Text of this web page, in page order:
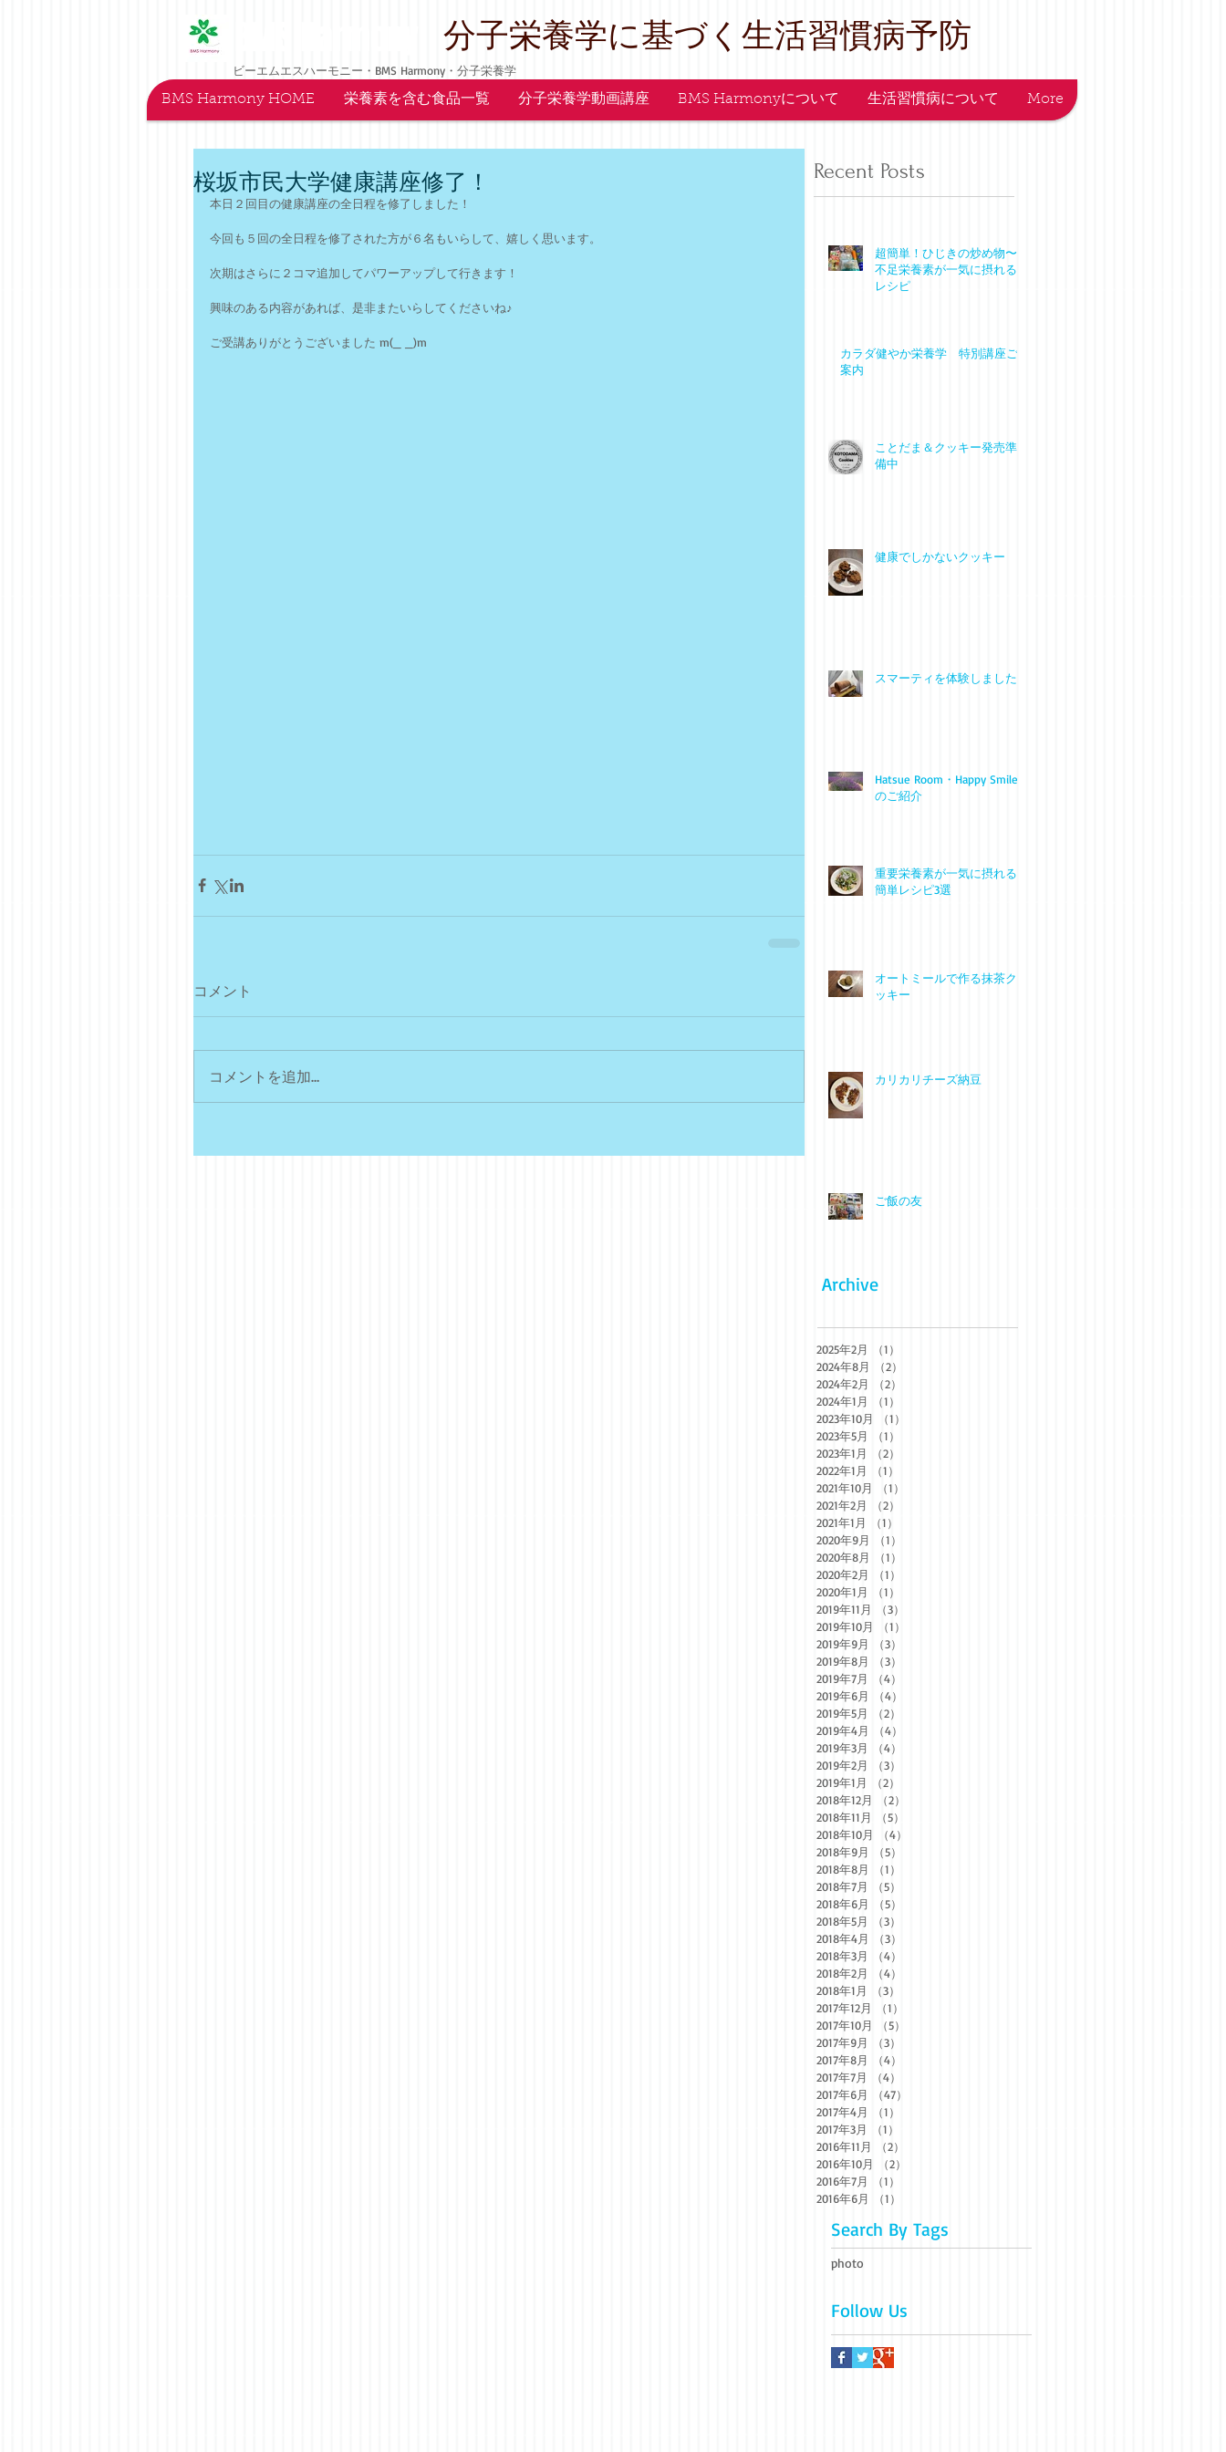
​分子栄養学に基づく生活習慣病予防
ビーエムエスハーモニー・BMS Harmony・分子栄養学
BMS Harmony HOME
栄養素を含む食品一覧 分子栄養学動画講座 BMS Harmonyについて 生活習慣病について More
桜坂市民大学健康講座修了！
本日２回目の健康講座の全日程を修了しました！
今回も５回の全日程を修了された方が６名もいらして、嬉しく思います。
次期はさらに２コマ追加してパワーアップして行きます！
興味のある内容があれば、是非またいらしてくださいね♪
ご受講ありがとうございました m(_ _)m
コメント
コメントを追加…
Recent Posts
超簡単！ひじきの炒め物〜
不足栄養素が一気に摂れる
レシピ
カラダ健やか栄養学 特別講座ご
案内
ことだま＆クッキー発売準
備中
健康でしかないクッキー
スマーティを体験しました
Hatsue Room・Happy Smile
のご紹介
重要栄養素が一気に摂れる
簡単レシピ3選
オートミールで作る抹茶ク
ッキー
カリカリチーズ納豆
ご飯の友
Archive
2025年2月 （1）
2024年8月
（2）
2024年2月
（2）
2024年1月
（1）
2023年10月
（1）
2023年5月
（1）
2023年1月
（2）
2022年1月
（1）
2021年10月
（1）
2021年2月
（2）
2021年1月
（1）
2020年9月
（1）
2020年8月
（1）
2020年2月
（1）
2020年1月
（1）
2019年11月
（3）
2019年10月
（1）
2019年9月
（3）
2019年8月
（3）
2019年7月
（4）
2019年6月
（4）
2019年5月
（2）
2019年4月
（4）
2019年3月
（4）
2019年2月
（3）
2019年1月
（2）
2018年12月
（2）
2018年11月
（5）
2018年10月
（4）
2018年9月
（5）
2018年8月
（1）
2018年7月
（5）
2018年6月
（5）
2018年5月
（3）
2018年4月
（3）
2018年3月
（4）
2018年2月
（4）
2018年1月
（3）
2017年12月
（1）
2017年10月
（5）
2017年9月
（3）
2017年8月
（4）
2017年7月
（4）
2017年6月
（47）
2017年4月
（1）
2017年3月
（1）
2016年11月
（2）
2016年10月
（2）
2016年7月
（1）
2016年6月
（1）
Search By Tags
photo
Follow Us